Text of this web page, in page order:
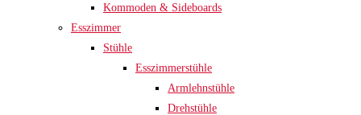
Kommoden & Sideboards
Esszimmer
Stühle
Esszimmerstühle
Armlehnstühle
Drehstühle